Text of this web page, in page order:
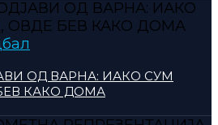
ОД ВАРНА: ИАКО СУМ
КАКО ДОМА